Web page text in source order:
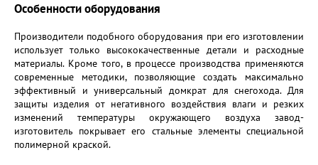
Особенности оборудования
Производители подобного оборудования при его изготовлении
использует только высококачественные детали и расходные
материалы. Кроме того, в процессе производства применяются
современные методики, позволяющие создать максимально
эффективный и универсальный домкрат для снегохода. Для
защиты изделия от негативного воздействия влаги и резких
изменений температуры окружающего воздуха завод-
изготовитель покрывает его стальные элементы специальной
полимерной краской.